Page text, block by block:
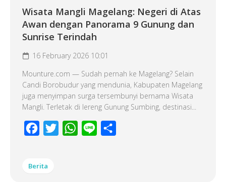
Wisata Mangli Magelang: Negeri di Atas
Awan dengan Panorama 9 Gunung dan
Sunrise Terindah
16 February 2026 10:01
Mounture.com — Sudah pernah ke Magelang? Selain
Candi Borobudur yang mendunia, Kabupaten Magelang
juga menyimpan surga tersembunyi bernama Wisata
Mangli. Terletak di lereng Gunung Sumbing, destinasi...
Facebook
Twitter WhatsApp
Line
Berita